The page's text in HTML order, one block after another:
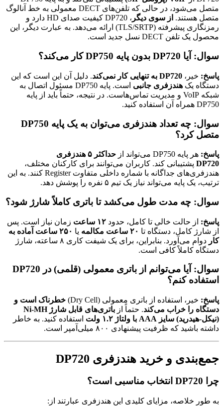
متصل می‌شود، در حالی که تلفن‌های DECT معمولی به خط آنالوگ
متصل هستند. از سوی دیگر
، DP720 کیفیت صدای HD دارد و
رمزنگاری پیشرفته (TLS/SRTP) ارائه می‌دهد. به عبارت دیگر، این
محصول یک تلفن DECT نسل جدید است.
سوال: آیا DP720 بدون پایه DP750 کار می‌کند؟
پاسخ: خیر، DP720 به تنهایی کار نمی‌کند
. دلیل آن این است که این
دستگاه یک هندزفری جانبی
است. پایه DP750 مسئول اتصال به
شبکه VoIP و مدیریت تماس‌هاست. در نتیجه، حتماً باید از پایه
DP750 همراه آن استفاده کنید.
سوال: چه تعداد هندزفری می‌توان به یک پایه DP750
متصل کرد؟
پاسخ: هر پایه DP750 می‌تواند از
حداکثر ۵ هندزفری
DP720 پشتیبانی کند. کاربران می‌توانند برای کارکنان مختلف،
هندزفری‌های جداگانه با شماره داخلی متفاوت Register کنند. به این
ترتیب، یک پایه می‌تواند نیاز یک تیم ۵ نفره را پوشش دهد.
سوال: چه مدت طول می‌کشد تا باتری کاملاً شارژ شود؟
پاسخ: از حالت خالی تا کامل، حدود ۱۲ ساعت
زمان نیاز است. پس
از شارژ کامل، دستگاه تا ۲۰ ساعت مکالمه یا
۲۵۰ ساعت آماده به
کار
دوام می‌آورد. بنابراین، برای یک شیفت کاری ۸ ساعته، شارژ
دستگاه کاملاً کافی است.
سوال: آیا می‌توانم از باتری معمولی (قلمی) در DP720
استفاده کنم؟
پاسخ: خیر، استفاده از باتری معمولی (Dry Cell)
خطرناک است و
دستگاه را خراب می‌کند. حتماً از
باتری‌های قابل شارژ Ni-MH
(نیکل-هیدرید) سایز AAA با ولتاژ ۱.۲ ولت
استفاده کنید. به خاطر
داشته باشید که ظرفیت پیشنهادی ۸۰۰ میلی‌آمپر است.
جمع‌بندی و خرید هندزفری DP720
چرا DP720 انتخاب مناسبی است؟
به طور خلاصه، مزایای کلیدی این هندزفری عبارتند از: